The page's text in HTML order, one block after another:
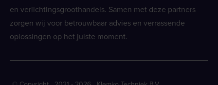
en verlichtingsgroothandels. Samen met deze partners
zorgen wij voor betrouwbaar advies en verrassende
oplossingen op het juiste moment.